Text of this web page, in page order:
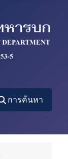
การค้นหา